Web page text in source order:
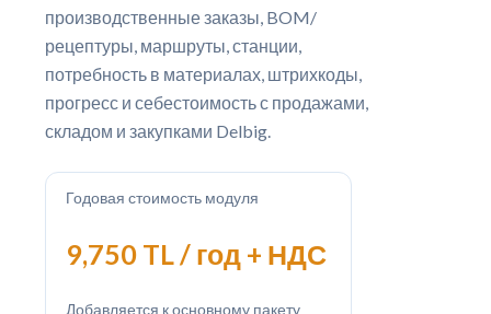
производственные заказы, BOM/
рецептуры, маршруты, станции,
потребность в материалах, штрихкоды,
прогресс и себестоимость с продажами,
складом и закупками Delbig.
Годовая стоимость модуля
9,750 TL / год + НДС
Добавляется к основному пакету